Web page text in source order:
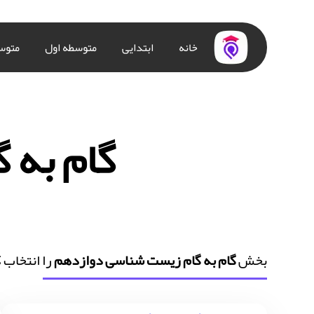
خانه ابتدایی متوسطه اول
گام
بخشگام به گام زیست شناسی دوازدهمرا